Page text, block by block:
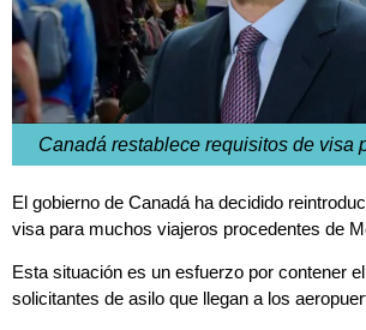
Canadá restablece requisitos de visa
El gobierno de Canadá ha decidido
visa para muchos viajeros procedentes de
Esta situación es un esfuerzo por contener
solicitantes de asilo que llegan a los